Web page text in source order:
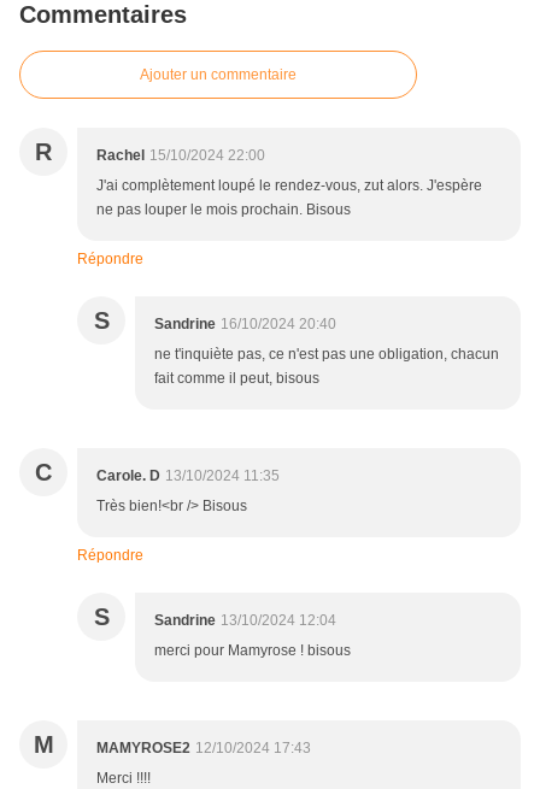
Commentaires
Ajouter un commentaire
R Rachel 15/10/2024 22:00
J'ai complètement loupé le rendez-vous, zut alors. J'espère
ne pas louper le mois prochain. Bisous
Répondre
S Sandrine 16/10/2024 20:40
ne t'inquiète pas, ce n'est pas une obligation, chacun
fait comme il peut, bisous
C Carole. D 13/10/2024 11:35
Très bien!<br /> Bisous
Répondre
S Sandrine 13/10/2024 12:04
merci pour Mamyrose ! bisous
M MAMYROSE2 12/10/2024 17:43
Merci !!!!